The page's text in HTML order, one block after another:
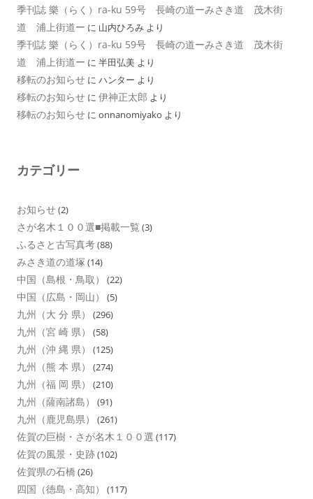
季刊誌 樂（らく）ra-ku 59号 長崎の道ーみさき道 茂木街
道 浦上街道ー に 山内ひろみ より
季刊誌 樂（らく）ra-ku 59号 長崎の道ーみさき道 茂木街
道 浦上街道ー に 半田弘美 より
移転のお知らせ に ハンター より
移転のお知らせ に 伊神正太郎 より
移転のお知らせ に onnanomiyako より
カテゴリー
お知らせ(2)
さが名木１００選■掲載一覧 (3)
ふるさと古写真考(88)
みさき道の道塚 (14)
中国（島根・鳥取） (22)
中国（広島・岡山） (5)
九州（大 分 県） (296)
九州（宮 崎 県） (58)
九州（沖 縄 県） (125)
九州（熊 本 県） (274)
九州（福 岡 県） (210)
九州（薩南諸島） (91)
九州（鹿児島県） (261)
佐賀の巨樹・さが名木１００選 (117)
佐賀の風景・史跡(102)
佐賀県の石橋 (26)
四国（徳島・高知） (117)